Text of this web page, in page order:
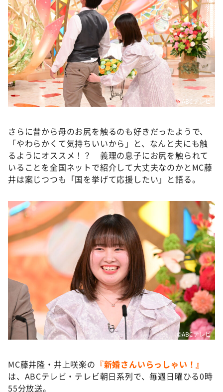
©ABCテレビ
さらに昔から母のお尻を触るのも好きだったようで、
「やわらかくて気持ちいいから」と、なんと夫にも触
るようにオススメ！？ 義理の息子にお尻を触られて
いることを全国ネットで紹介して大丈夫なのかとMC藤
井は案じつつも「国を挙げて応援したい」と語る。
©ABCテレビ
MC藤井隆・井上咲楽の 『新婚さんいらっしゃい！』
は、ABCテレビ・テレビ朝日系列で、毎週日曜ひる0時
55分放送。